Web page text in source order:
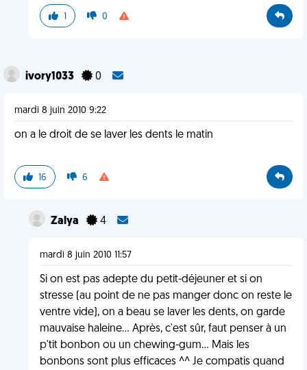
1 0
ivory1033 0
mardi 8 juin 2010 9:22
on a le droit de se laver les dents le matin
16 6
Zalya 4
mardi 8 juin 2010 11:57
Si on est pas adepte du petit-déjeuner et si on
stresse (au point de ne pas manger donc on reste le
ventre vide), on a beau se laver les dents, on garde
mauvaise haleine... Après, c'est sûr, faut penser à un
p'tit bonbon ou un chewing-gum... Mais les
bonbons sont plus efficaces ^^ Je compatis quand